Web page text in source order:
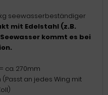
seewasserbeständiger
mit Edelstahl (z.B.
kommt es bei
ca. 270mm
(Passt an jedes Wing mit